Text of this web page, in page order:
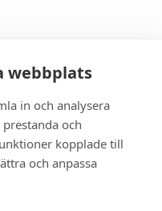
webbplats
in och analysera
och
kopplade till
och anpassa